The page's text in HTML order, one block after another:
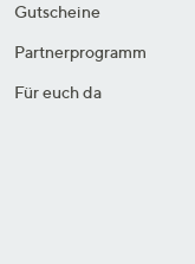
Gutscheine
Partnerprogramm
Für euch da